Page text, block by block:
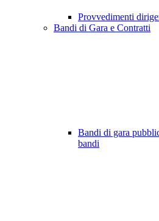
Provvedimenti
Bandi di Gara e Contratti
Bandi di gara
bandi